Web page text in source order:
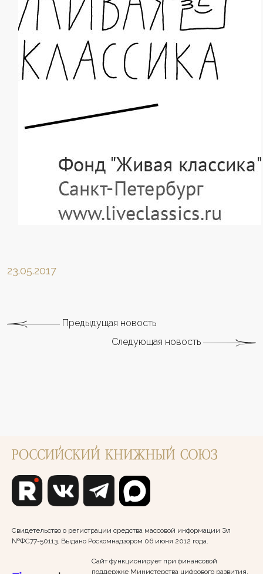
23.05.2017
Предыдущая новость
Следующая новость
Свидетельство о регистрации средства массовой информации Эл
№ФС77-50113. Выдано Роскомнадзором 06 июня 2012 года.
Сайт функционирует при финансовой
поддержке Министерства цифрового развития,